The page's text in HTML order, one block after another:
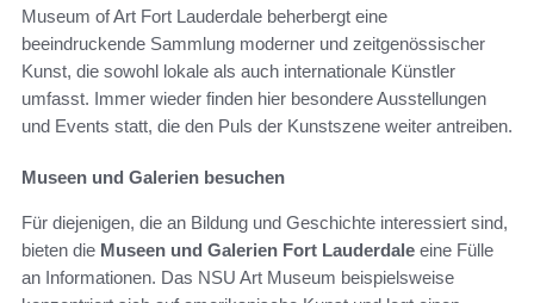
Museum of Art Fort Lauderdale beherbergt eine
beeindruckende Sammlung moderner und zeitgenössischer
Kunst, die sowohl lokale als auch internationale Künstler
umfasst. Immer wieder finden hier besondere Ausstellungen
und Events statt, die den Puls der Kunstszene weiter antreiben.
Museen und Galerien besuchen
Für diejenigen, die an Bildung und Geschichte interessiert sind,
bieten die Museen und Galerien Fort Lauderdale eine Fülle
an Informationen. Das NSU Art Museum beispielsweise